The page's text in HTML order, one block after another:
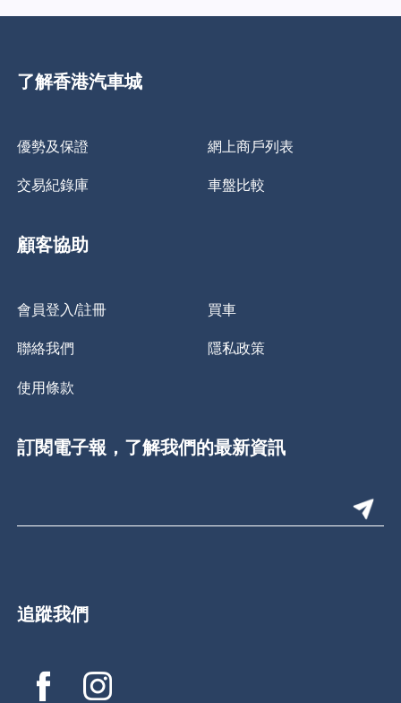
了解香港汽車城
優勢及保證 網上商戶列表
交易紀錄庫 車盤比較
顧客協助
會員登入/註冊 買車
聯絡我們 隱私政策
使用條款
訂閱電子報，了解我們的最新資訊
追蹤我們